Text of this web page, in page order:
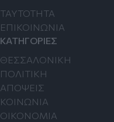
TAYTOTHTA
ΕΠΙΚΟΙΝΩΝΙΑ
ΚΑΤΗΓΟΡΙΕΣ
ΘΕΣΣΑΛΟΝΙΚΗ
ΠΟΛΙΤΙΚΗ
ΑΠΟΨΕΙΣ
ΚΟΙΝΩΝΙΑ
ΟΙΚΟΝΟΜΙΑ